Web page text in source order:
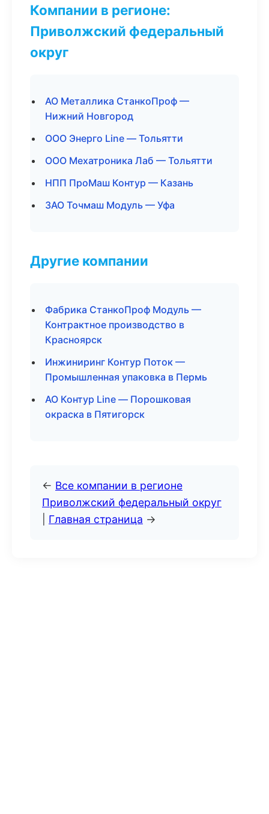
Компании в регионе:
Приволжский федеральный
округ
АО Металлика СтанкоПроф —
Нижний Новгород
ООО Энерго Line — Тольятти
ООО Мехатроника Лаб — Тольятти
НПП ПроМаш Контур — Казань
ЗАО Точмаш Модуль — Уфа
Другие компании
Фабрика СтанкоПроф Модуль —
Контрактное производство в
Красноярск
Инжиниринг Контур Поток —
Промышленная упаковка в Пермь
АО Контур Line — Порошковая
окраска в Пятигорск
← Все компании в регионе
Приволжский федеральный округ
Главная страница →